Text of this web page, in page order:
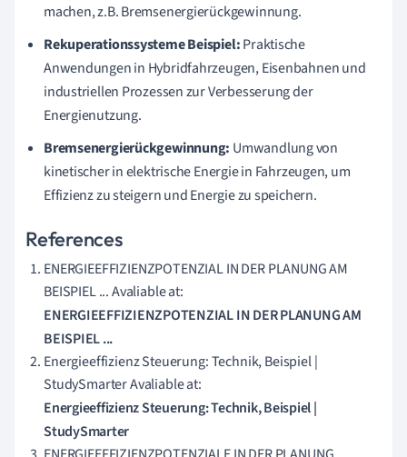
machen, z.B. Bremsenergierückgewinnung.
Rekuperationssysteme Beispiel:Praktische
Anwendungen in Hybridfahrzeugen, Eisenbahnen und
industriellen Prozessen zur Verbesserung der
Energienutzung.
Bremsenergierückgewinnung: Umwandlung von
kinetischer in elektrische Energie in Fahrzeugen, um
Effizienz zu steigern und Energie zu speichern.
References
ENERGIEEFFIZIENZPOTENZIAL IN DER PLANUNG AM
BEISPIEL ... Avaliable at:
ENERGIEEFFIZIENZPOTENZIAL IN DER PLANUNG AM
BEISPIEL ...
Energieeffizienz Steuerung: Technik, Beispiel |
StudySmarter Avaliable at:
Energieeffizienz Steuerung: Technik, Beispiel |
StudySmarter